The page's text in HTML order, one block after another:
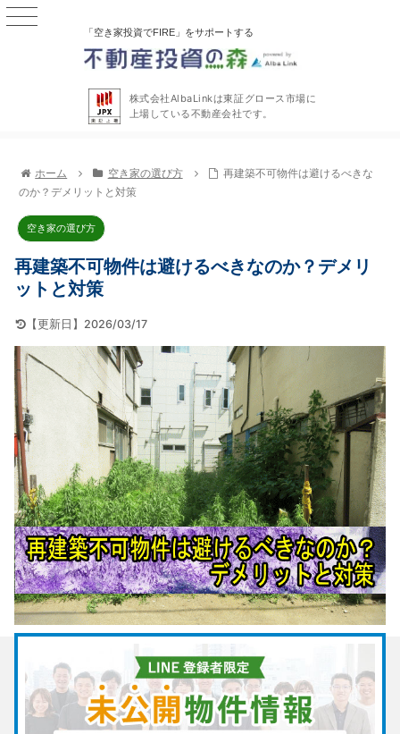
「空き家投資でFIRE」をサポートする
株式会社AlbaLinkは東証グロース市場に
上場している不動産会社です。
ホーム 空き家の選び方
再建築不可物件は避けるべきな
のか？デメリットと対策
空き家の選び方
再建築不可物件は避けるべきなのか？デメリ
ットと対策
【更新日】2026/03/17